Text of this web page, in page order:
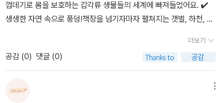
께 하천에 가게 되면 가재를 직접 한 번 보면 좋겠다 싶었어요​흥미진
오는 에그박사 책인데요자연에 대한 따뜻한 정서 공감을 이끌어 낼
수 있고 어린이들의 탐구 본능을 일깨워주는 초등추천도서랍니다다
양한 생물도감을 알아볼 수 있는 에그박사 흥미진진한데요~ 재미있
리기 등 다양한 워크북이 준비되어 있어요아이들이 활동하면서 탐구
책 중간중간에 숨어있는 생물 퀴즈 게임, 생물 도감 그리기 같은 워크
북 활동도 빼놓을 수 없죠! 책 내용을 직접 탐구하고 배우는 재미가 쏠
쏠해요.워크북 활동을 하다 보면 우리 아이들의 탐구력, 집중력, 사고
력이 쑥쑥 자랄 거예요!'에그박사 15권'은 갑각류라는 흥미로운 주제
린이 친구들에게 정말 강력 추천해요!
껍데기로 몸을 보호하는 갑각류 생물들의 세계에 빠져들었어요. ✔️
생생한 자연 속으로 풍덩!​책장을 넘기자마자 펼쳐지는 갯벌, 하천, 그
이 에그박사, 양박사, 웅박사의 손을 따라 생생하게 등장해요. 가재,
쥐며느리, 소라게, 딱총새우 등 각기 다른 모습과 행동을 가진 갑각류
생물들의 이야기를 읽다 보면 아이뿐 아니라 어른인 저도 시간 가는
줄 모르겠더라고요. 특히 선아는 “쥐며느리도 갑각류야?”라며 놀라
더보기
공감 (0) 댓글 (0)